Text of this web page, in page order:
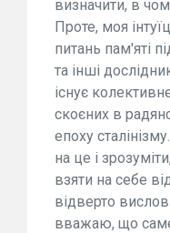
визначити, в
Проте, моя
питань пам'яті
та інші
існує
скоєних в
епоху
на це і
взяти на себе
відверто
вважаю, що